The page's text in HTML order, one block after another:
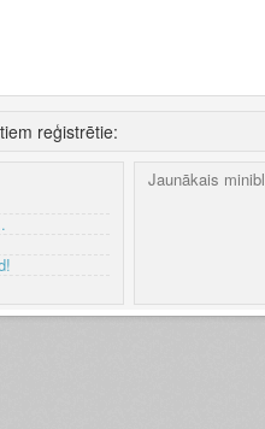
reģistrētie:
Jaunākais